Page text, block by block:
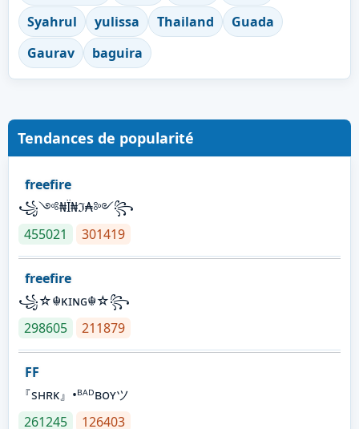
Syahrul
yulissa Thailand
Guada
Gaurav
baguira
Tendances de popularité
freefire
꧁༺₦Ї₦ℑ₳༻꧂
455021
301419
freefire
꧁☆☬κɪɴɢ☬☆꧂
298605
211879
FF
『sʜʀᴋ』•ᴮᴬᴰʙᴏʏツ
261245
126403